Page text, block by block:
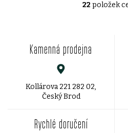
O
22 položek
Kamenná prodejna
Kollárova 221 282 02,
Český Brod
Rychlé doručení